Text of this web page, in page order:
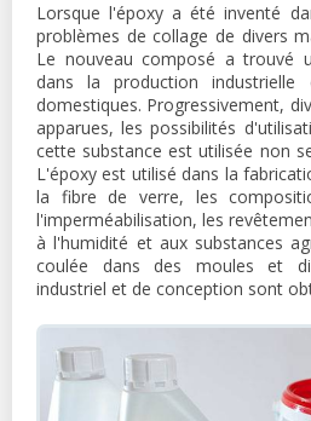
Lorsque l'époxy a été inventé
problèmes de collage de divers
Le nouveau composé a trouvé
dans la production
domestiques. Progressivement,
apparues, les possibilités
cette substance est utilisée non
L'époxy est utilisé dans la
la fibre de verre, les
l'imperméabilisation, les
à l'humidité et aux substances
coulée dans des moules et
industriel et de conception sont